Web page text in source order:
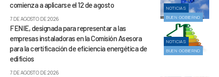
NOTICIAS
BUEN GOBIERNO
comienza a aplicarse el 12 de agosto
7 DE AGOSTO DE 2026
NOTICIAS
BUEN GOBIERNO
FENIE, designada para representar a las
empresas instaladoras en la Comisión Asesora
para la certificación de eficiencia energética de
edificios
7 DE AGOSTO DE 2026